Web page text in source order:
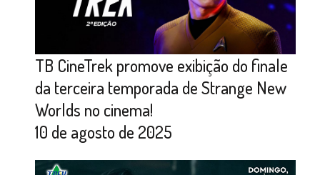
TB CineTrek promove exibição do finale
da terceira temporada de Strange New
Worlds no cinema!
10 de agosto de 2025